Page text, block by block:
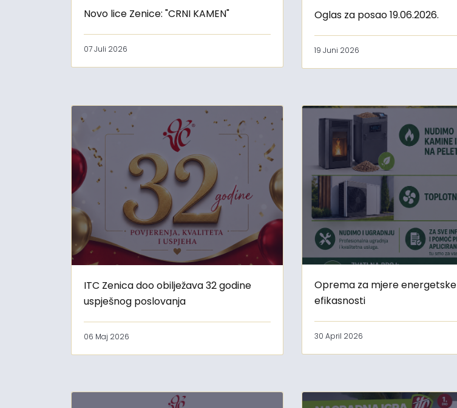
Novo lice Zenice: "CRNI KAMEN"
07 Juli 2026
Oglas za posao 19.06.2026.
19 Juni 2026
ITC Zenica doo obilježava 32 godine
uspješnog poslovanja
06 Maj 2026
Oprema za mjere energetske
efikasnosti
30 April 2026